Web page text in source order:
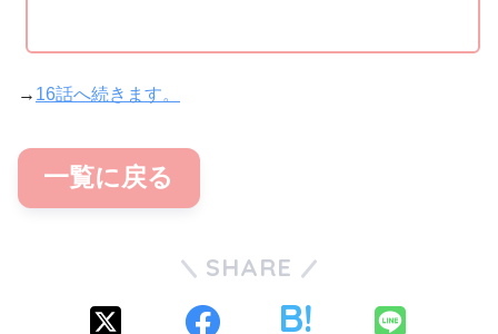
→ 16話へ続きます。
一覧に戻る
SHARE